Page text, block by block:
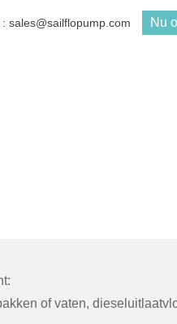
: sales@sailflopump.com Nu
of vaten,